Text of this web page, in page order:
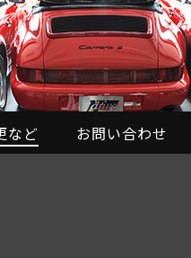
など お問い合わせ